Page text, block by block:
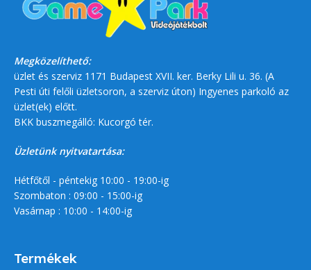
Megközelíthető:
üzlet és szerviz 1171 Budapest XVII. ker. Berky Lili u. 36. (A
Pesti úti felőli üzletsoron, a szerviz úton) Ingyenes parkoló az
üzlet(ek) előtt.
BKK buszmegálló: Kucorgó tér.
Üzletünk nyitvatartása:
Hétfőtől - péntekig 10:00 - 19:00-ig
Szombaton : 09:00 - 15:00-ig
Vasárnap : 10:00 - 14:00-ig
Termékek